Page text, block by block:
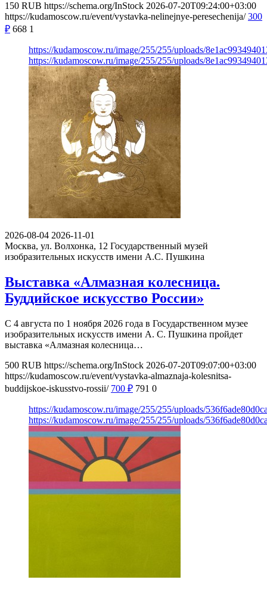
150 RUB https://schema.org/InStock 2026-07-20T09:24:00+03:00
https://kudamoscow.ru/event/vystavka-nelinejnye-peresechenija/ 300
₽ 668 1
https://kudamoscow.ru/image/255/255/uploads/
https://kudamoscow.ru/image/255/255/uploads/
2026-08-04 2026-11-01
Москва, ул. Волхонка, 12 Государственный музей
изобразительных искусств имени А.С. Пушкина
Выставка «Алмазная колесница.
Буддийское искусство России»
С 4 августа по 1 ноября 2026 года в Государственном музее
изобразительных искусств имени А. С. Пушкина пройдет
выставка «Алмазная колесница…
500 RUB https://schema.org/InStock 2026-07-20T09:07:00+03:00
https://kudamoscow.ru/event/vystavka-almaznaja-kolesnitsa-
buddijskoe-iskusstvo-rossii/ 700 ₽ 791 0
https://kudamoscow.ru/image/255/255/uploads/
https://kudamoscow.ru/image/255/255/uploads/